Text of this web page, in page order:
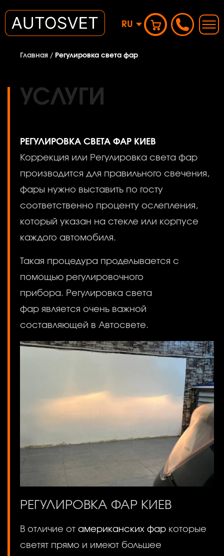
RU
Главная / Регулировка света фар
УСЛУГИ
РЕГУЛИРОВКА СВЕТА ФАР КИЕВ
Коррекция или Регулировка света фар
производится для правильного свечения,
фары нужно выставить по госту
соответственно проценту ослепления,
который указан на стекле или корпусе
каждого автомобиля.
Такая процедура проделывается с
помощью регулировочного
прибора. Регулировка света
фар является очень важной
составляющей в Автосвете.
РЕГУЛИРОВКА ФАР КИЕВ
В отличие от американских фар которые
светят прямо и имеют большее